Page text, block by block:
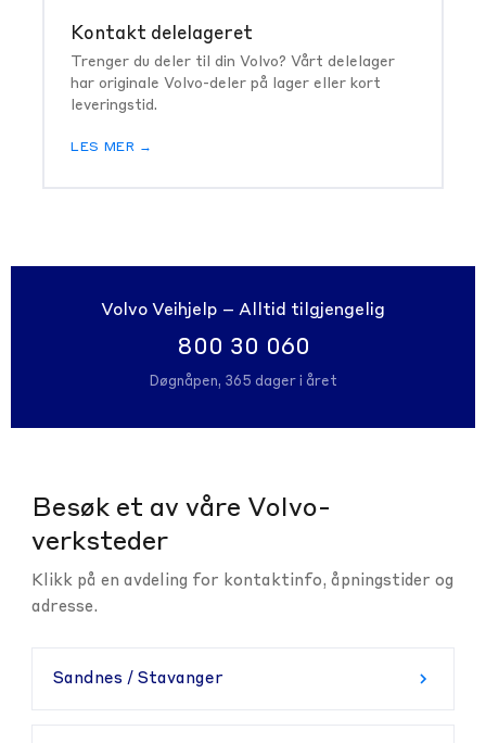
Kontakt delelageret
Trenger du deler til din Volvo? Vårt delelager
har originale Volvo-deler på lager eller kort
leveringstid.
LES MER →
Volvo Veihjelp – Alltid tilgjengelig
800 30 060
Døgnåpen, 365 dager i året
Besøk et av våre Volvo-
verksteder
Klikk på en avdeling for kontaktinfo, åpningstider og
adresse.
Sandnes / Stavanger